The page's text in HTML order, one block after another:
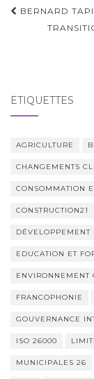
d'article
BERNARD
ÉTIQUETTES
AGRICULTURE
CHANGEMENTS
CONSOMMATION
CONSTRUCTION21
DÉVELOPPEMENT
EDUCATION ET
ENVIRONNEMENT
FRANCOPHONIE
GOUVERNANCE
ISO 26000
MUNICIPALES 26